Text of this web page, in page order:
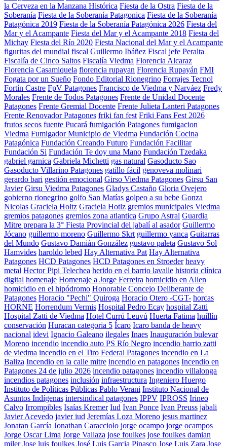
la Cerveza en la Manzana Histórica Fiesta de la Ostra Fiesta de la
Soberanía Fiesta de la Soberanía Patagonica Fiesta de la Soberanía
Patagónica 2019 Fiesta de la Soberanía Patagónica 2026 Fiesta del
Mar y el Acampante Fiesta del Mar y el Acampante 2018 Fiesta del
Michay Fiesta del Río 2020 Fiesta Nacional del Mar y el Acampante
figuritas del mundial fiscal Guillermo Ibáñez Fiscal jefe Peralta
Fiscalía de Cinco Saltos Fiscalía Viedma Florencia Alcaraz
Florencia Casamiquela florencia rupayan Florencia Rupayán FMI
Fogata por un Sueño Fondo Editorial Rionegrino Forrajes Tecnol
Fortín Castre FpV Patagones Francisco de Viedma y Narváez Fredy
Morales Frente de Todos Patagones Frente de Unidad Docente
Patagones Frente Gremial Docente Frente Julieta Lanteri Patagones
Frente Renovador Patagones friki fan fest Friki Fans Fest 2026
frutos secos fuente Pucará fumigación Patagones fumigacion
Viedma Fumigador Municipio de Viedma Fundación Cocina
Patagónica Fundación Creando Futuro Fundación Facilitar
Fundación Si Fundación Te doy una Mano Fundación Tzedaka
gabriel garnica Gabriela Michetti gas natural Gasoducto Sao
Gasoducto Villarino Patagones gatillo fácil genoveva molinari
gerardo bari gestión emocional Girso Viedma Patagones Girsu San
Javier Girsu Viedma Patagones Gladys Castaño Gloria Ovejero
gobierno rionegrino golfo San Matías golpeo a su bebe Gonza
Nicolas Graciela Holtz Graciela Hotlz gremios municipales Viedma
gremios patagones gremios zona atlantica Grupo Astral Guardia
Mitre prepara la 3° Fiesta Provincial del jabalí al asador Guillermo
Jócano guillermo moreno Guillermo Skrt guillermo yanca Guitarras
del Mundo Gustavo Damián González gustavo paleta Gustavo Sol
Hamvides haroldo lebed Hay Alternativa Pat Hay Alternativa
Patagones HCD Patagones HCD Patagones en Stroeder heavy
metal Hector Pipi Telechea herido en el barrio lavalle historia clínica
digital homenaje Homenaje a Jorge Ferreira homicidio en Allen
homicidio en el hipódromo Honorable Concejo Deliberante de
Patagones Horacio "Pechi" Quiroga Horacio Otero -CGT- horcas
HORNE Horrendum Vermis Hospital Pedro Ecay hospital Zatti
Hospital Zatti de Viedma Hotel Currú Leuvú Huerta Fatima huillín
conservación Huracan categoria 5 Ícaro Icaro banda de heavy
nacional idevi Ignacio Galeano ilegales Inaes Inauguración bulevar
Moreno incendio incendio auto PS Río Negro incendio barrio zatti
de viedma incendio en el Tiro Federal Patagones incendio en La
Baliza Incendio en la calle mitre incendio en patagones Incendio en
Patagones 24 de julio 2026 incendio patagones incendio villalonga
incendios patagones inclusión infraestructura Ingeniero Huergo
Instituto de Políticas Públicas Pablo Verani Instituto Nacional de
Asuntos Indígenas intersindical patagones IPPV IPROSS Irineo
Calvo Irrompibles Isaías Kremer Iud Ivan Ponce Ivan Preuss jabali
Javier Acevedo javier iud Jeremías Loza Moreno jesus martinez
Jonatan García Jonathan Caracciolo jorge ocampo jorge ocampos
Jorge Oscar Lima Jorge Vallaza jose foulkes jose foulkes damian
miler Jose luis foulkes José Luis Garcia Pinasco Jose Luis Zara Jose